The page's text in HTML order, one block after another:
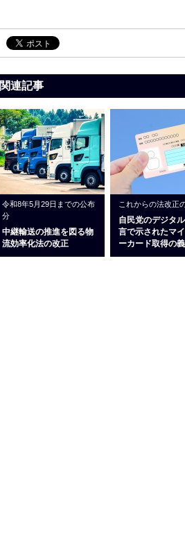
関連記事
令和8年5月29日までの公布
分
中継輸送の推進を図る物
流効率化法の改正
これからの法改正
自民党のデジタ
言で示されたマ
ーカード取得の